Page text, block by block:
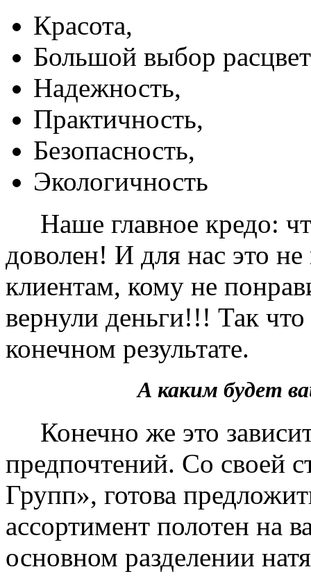
Красота,
Большой выбор
Надежность,
Практичность,
Безопасность,
Экологичность
Наше главное кредо:
доволен! И для нас это
клиентам, кому не
вернули деньги!!! Так
конечном результате.
А каким будет
Конечно же это
предпочтений. Со своей
Групп», готова
ассортимент полотен на
основном разделении